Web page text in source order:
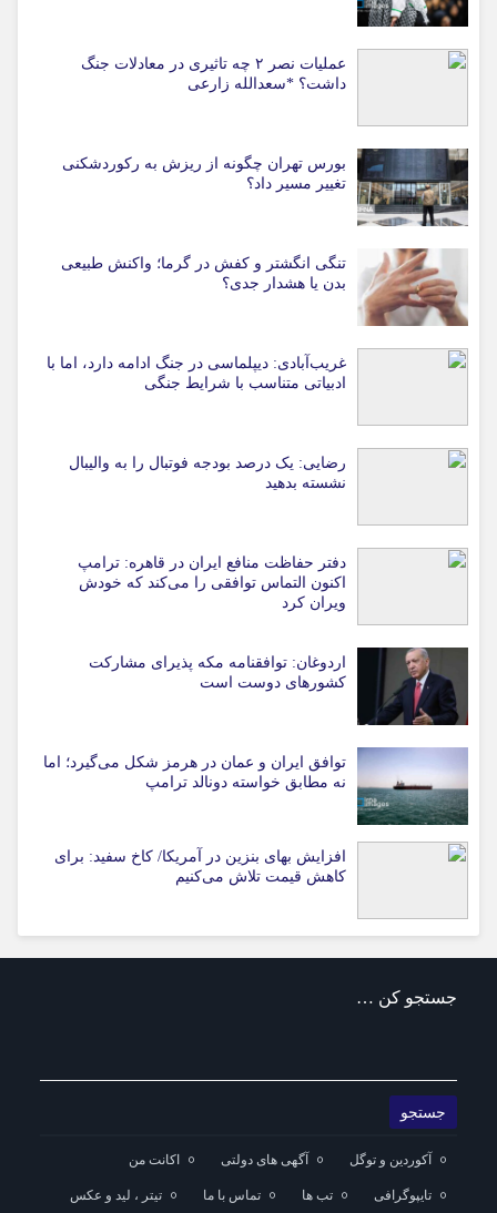
عملیات نصر ۲ چه تاثیری در معادلات جنگ
داشت؟ *سعدالله زارعی
بورس تهران چگونه از ریزش به رکوردشکنی
تغییر مسیر داد؟
تنگی انگشتر و کفش در گرما؛ واکنش طبیعی
بدن یا هشدار جدی؟
غریب‌آبادی: دیپلماسی در جنگ ادامه دارد، اما با
ادبیاتی متناسب با شرایط جنگی
رضایی: یک درصد بودجه فوتبال را به والیبال
نشسته بدهید
دفتر حفاظت منافع ایران در قاهره: ترامپ
اکنون التماس توافقی را می‌کند که خودش
ویران کرد
اردوغان: توافقنامه مکه پذیرای مشارکت
کشورهای دوست است
توافق ایران و عمان در هرمز شکل می‌گیرد؛ اما
نه مطابق خواسته دونالد ترامپ
افزایش بهای بنزین در آمریکا/ کاخ سفید: برای
کاهش قیمت تلاش می‌کنیم
جستجو کن …
آکوردین و توگل آگهی های دولتی اکانت من
تایپوگرافی تب ها تماس با ما تیتر ، لید و عکس